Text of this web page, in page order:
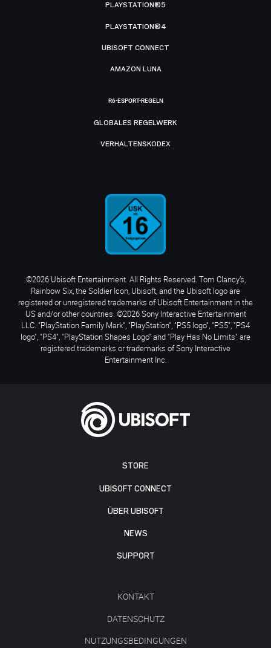
STORE
UBISOFT CONNECT
ÜBER UBISOFT
NEWS
SUPPORT
KONTAKT
DATENSCHUTZ
NUTZUNGSBEDINGUNGEN
PLAYSTATION®5
PLAYSTATION®4
UBISOFT CONNECT
AMAZON LUNA
R6-ESPORT-REGELN
GLOBALES REGELWERK
VERHALTENSKODEX
©2026 Ubisoft Entertainment. All Rights Reserved. Tom Clancy’s,
Rainbow Six, the Soldier Icon, Ubisoft, and the Ubisoft logo are
registered or unregistered trademarks of Ubisoft Entertainment in the
US and/or other countries. ©2026 Sony Interactive Entertainment
LLC. "PlayStation Family Mark", "PlayStation", "PS5 logo", "PS5", "PS4
logo", "PS4", "PlayStation Shapes Logo" and "Play Has No Limits" are
registered trademarks or trademarks of Sony Interactive
Entertainment Inc.